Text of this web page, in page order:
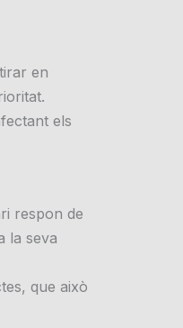
en
els
respon de
la seva
que això